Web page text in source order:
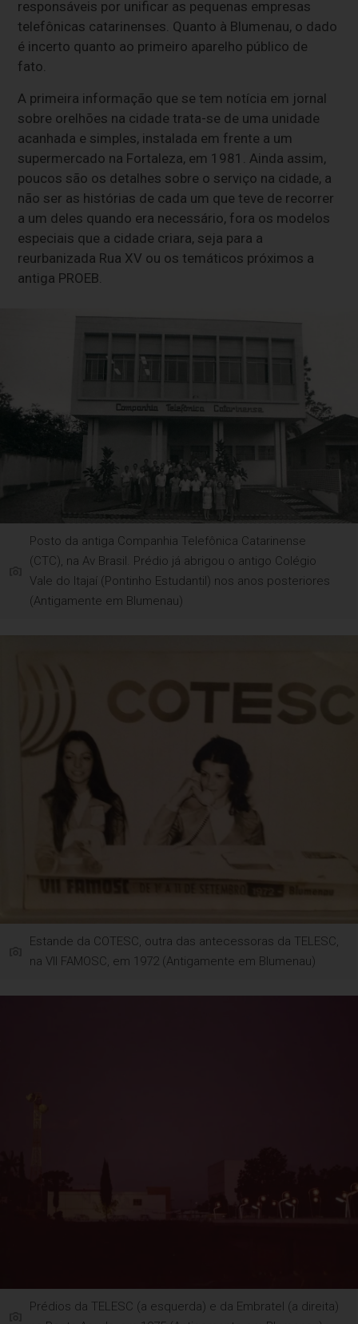
responsáveis por unificar as pequenas empresas
telefônicas catarinenses. Quanto à Blumenau, o dado
é incerto quanto ao primeiro aparelho público de
fato.
A primeira informação que se tem notícia em jornal
sobre orelhões na cidade trata-se de uma unidade
acanhada e simples, instalada em frente a um
supermercado na Fortaleza, em 1981. Ainda assim,
poucos são os detalhes sobre o serviço na cidade, a
não ser as histórias de cada um que teve de recorrer
a um deles quando era necessário, fora os modelos
especiais que a cidade criara, seja para a
reurbanizada Rua XV ou os temáticos próximos a
antiga PROEB.
Posto da antiga Companhia Telefônica Catarinense
(CTC), na Av Brasil. Prédio já abrigou o antigo Colégio
Vale do Itajaí (Pontinho Estudantil) nos anos posteriores
(Antigamente em Blumenau)
Estande da COTESC, outra das antecessoras da TELESC,
na VII FAMOSC, em 1972 (Antigamente em Blumenau)
Prédios da TELESC (a esquerda) e da Embratel (a direita)